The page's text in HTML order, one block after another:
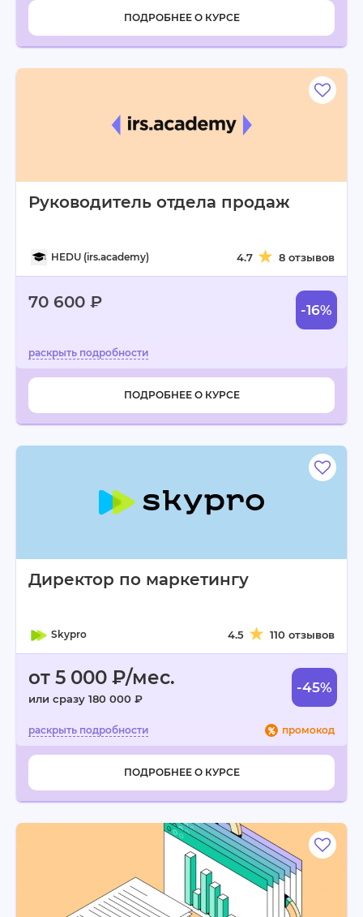
ПОДРОБНЕЕ О КУРСЕ
Руководитель отдела продаж
HEDU (irs.academy) 4.7 8 отзывов
70 600 ₽ -16%
ПОДРОБНЕЕ О КУРСЕ
Директор по маркетингу
Skypro 4.5 110 отзывов
от 5 000 ₽/мес.
или сразу 180 000 ₽
-45%
промокод
ПОДРОБНЕЕ О КУРСЕ